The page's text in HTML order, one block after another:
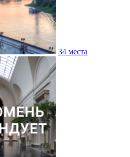
34 места